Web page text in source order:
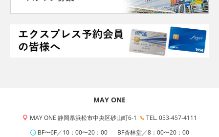
MAY ONE
MAY ONE 静岡県浜松市中央区砂山町6-1
TEL. 053-457-4111
BF〜6F／10：00〜20：00
BF杏林堂／8：00〜20：00